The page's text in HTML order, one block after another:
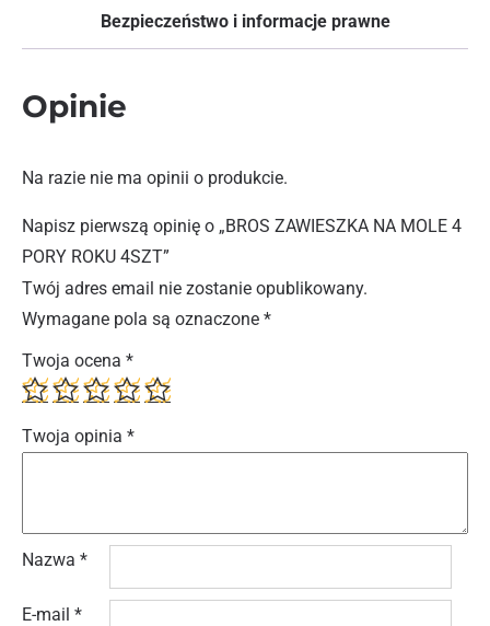
Bezpieczeństwo i informacje prawne
Opinie
Na razie nie ma opinii o produkcie.
Napisz pierwszą opinię o „BROS ZAWIESZKA NA MOLE 4
PORY ROKU 4SZT”
Twój adres email nie zostanie opublikowany.
Wymagane pola są oznaczone *
Twoja ocena *
Twoja opinia *
Nazwa *
E-mail *